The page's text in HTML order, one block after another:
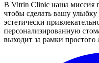
В Vitrin Clinic наша миссия
чтобы сделать вашу
эстетически
персонализированную
выходит за рамки простого